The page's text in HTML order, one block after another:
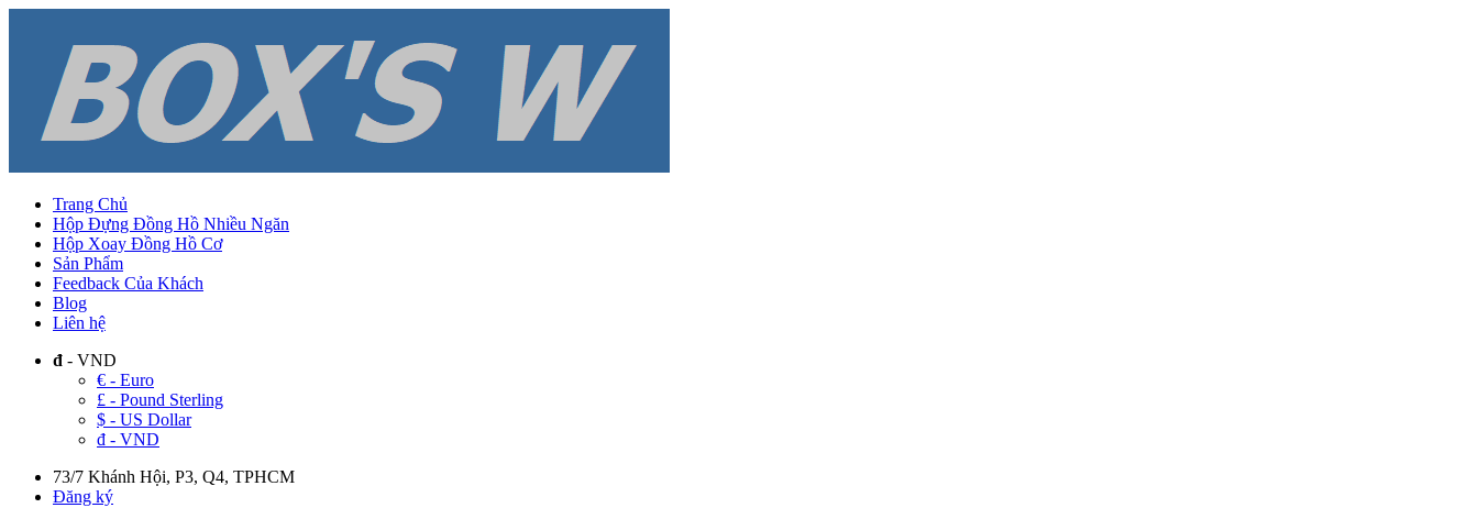
Trang Chủ
Hộp Đựng Đồng Hồ Nhiều Ngăn
Hộp Xoay Đồng Hồ Cơ
Sản Phẩm
Feedback Của Khách
Blog
Liên hệ
đ - VND
€ - Euro
£ - Pound Sterling
$ - US Dollar
đ - VND
73/7 Khánh Hội, P3, Q4, TPHCM
Đăng ký